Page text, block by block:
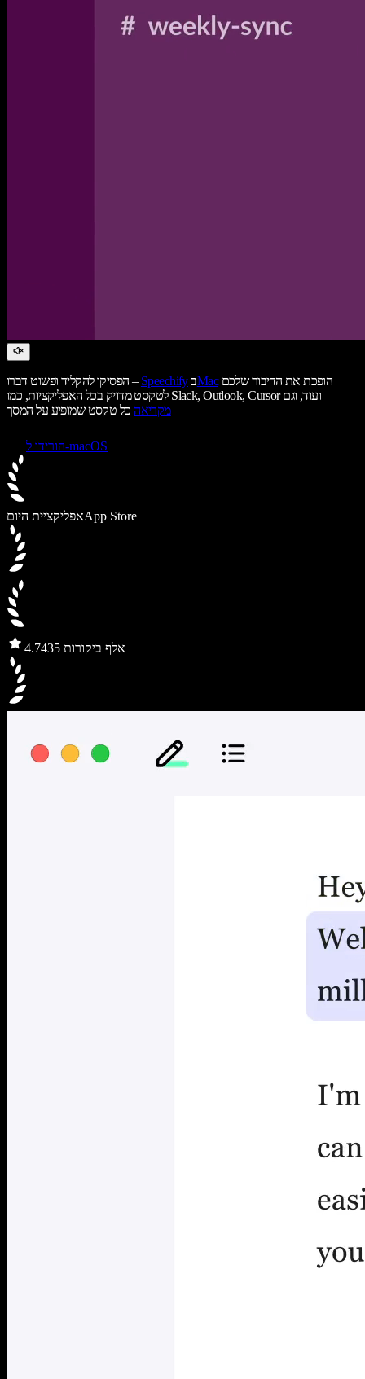
הפסיקו להקליד ופשוט דברו – Speechify בMacהופכת את הדיבור שלכם
לטקסט מדויק בכל האפליקציות, כמו Slack, Outlook, Cursor ועוד, וגם
מקריאהכל טקסט שמופיע על המסך
הורידו ל-macOS
אפליקציית היוםApp Store
4.7 435 אלף ביקורות